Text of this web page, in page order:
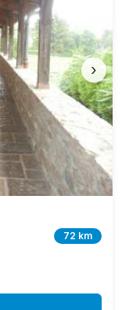
›
72 km